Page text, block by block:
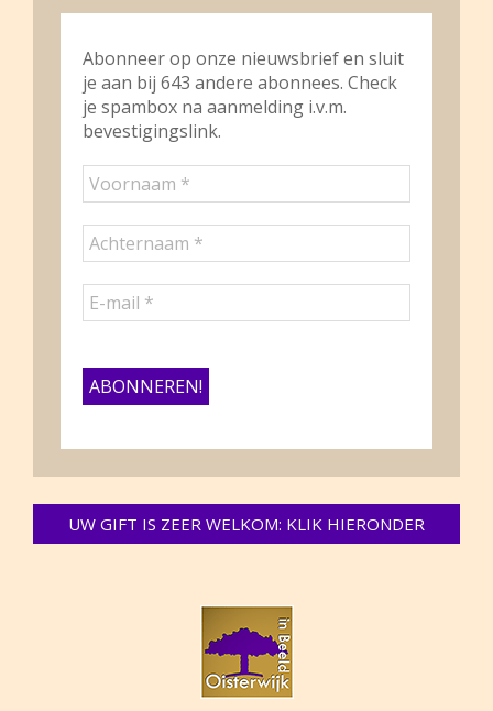
Abonneer op onze nieuwsbrief en sluit
je aan bij 643 andere abonnees. Check
je spambox na aanmelding i.v.m.
bevestigingslink.
UW GIFT IS ZEER WELKOM: KLIK HIERONDER